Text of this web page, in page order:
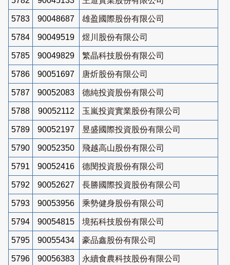
5783 90048687 雄盈國際股份有限公司
5784 90049519 煜川股份有限公司
5785 90049829 繁晶科技股份有限公司
5786 90051697 唐炘股份有限公司
5787 90052083 德純投資股份有限公司
5788 90052112 玉嵐投資實業股份有限公司
5789 90052197 昱盛國際投資股份有限公司
5790 90052350 飛越高山股份有限公司
5791 90052416 德閔投資股份有限公司
5792 90052627 長勝國際投資股份有限公司
5793 90053956 乘勢健身股份有限公司
5794 90054815 境拓科技股份有限公司
5795 90055434 豪品鑫股份有限公司
5796 90056383 永續食農科技股份有限公司